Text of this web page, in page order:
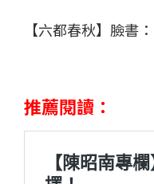
【六都春秋】臉書：
推薦閱讀：